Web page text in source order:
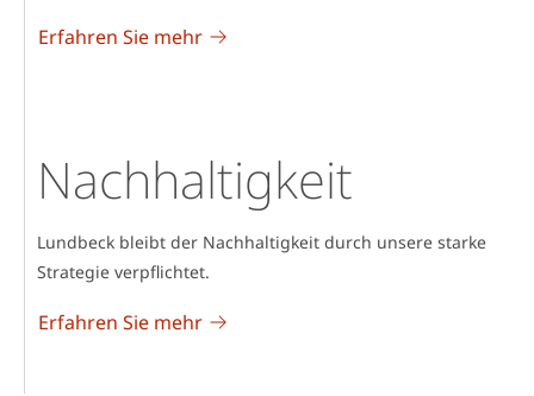
Erfahren Sie mehr
Nachhaltigkeit
Lundbeck bleibt der Nachhaltigkeit durch unsere starke
Strategie verpflichtet.
Erfahren Sie mehr